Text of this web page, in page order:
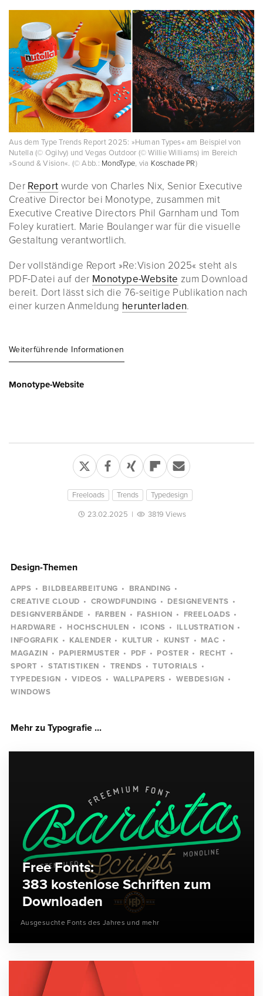
Aus dem Type Trends Report 2025: »Human Types« am Beispiel von
Nutella (© Ogilvy) und Vegas Outdoor (© Willie Williams) im Bereich
»Sound & Vision«. (© Abb.: MonoType, via Koschade PR)
Der Report wurde von Charles Nix, Senior Executive
Creative Director bei Monotype, zusammen mit
Executive Creative Directors Phil Garnham und Tom
Foley kuratiert. Marie Boulanger war für die visuelle
Gestaltung verantwortlich.
Der vollständige Report »Re:Vision 2025« steht als
PDF-Datei auf der Monotype-Website zum Download
bereit. Dort lässt sich die 76-seitige Publikation nach
einer kurzen Anmeldung herunterladen.
Weiterführende Informationen
Monotype-Website
Freeloads Trends Typedesign
23.02.2025 | 3819 Views
Design-Themen
APPS BILDBEARBEITUNG
BRANDING
CREATIVE CLOUD
CROWDFUNDING
DESIGNEVENTS
DESIGNVERBÄNDE
FARBEN FASHION
FREELOADS
HARDWARE
HOCHSCHULEN ICONS
ILLUSTRATION
INFOGRAFIK
KALENDER KULTUR KUNST
MAC
MAGAZIN
PAPIERMUSTER PDF POSTER
RECHT
SPORT
STATISTIKEN TRENDS
TUTORIALS
TYPEDESIGN
VIDEOS WALLPAPERS
WEBDESIGN
WINDOWS
Mehr zu Typografie ...
Free Fonts:
383 kostenlose Schriften zum
Downloaden
Ausgesuchte Fonts des Jahres und mehr